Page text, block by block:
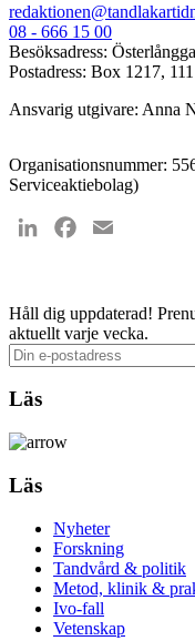
08 - 666 15 00
Besöksadress:
Postadress: Box 1217,
Ansvarig utgivare: Anna
Organisationsnummer:
Serviceaktiebolag)
LinkedInFacebook
Håll dig uppdaterad!
aktuellt varje vecka.
Läs
Läs
Nyheter
Forskning
Tandvård & politik
Metod, klinik &
Ivo-fall
Vetenskap